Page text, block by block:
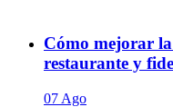
Cómo mejorar
restaurante y
07 Ago